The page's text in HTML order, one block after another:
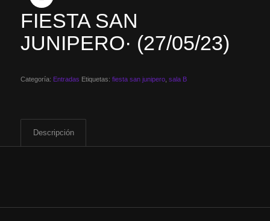
FIESTA SAN
JUNIPERO· (27/05/23)
Categoría: Entradas Etiquetas: fiesta san junipero, sala B
Descripción